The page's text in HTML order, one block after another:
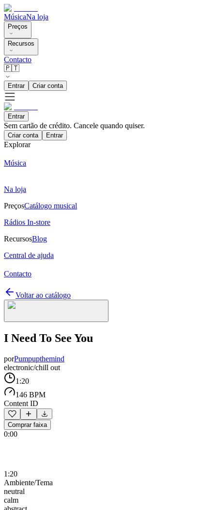
MúsicaNa loja
Preços
Recursos
Contacto
🇵🇹
Entrar Criar conta
Entrar
Sem cartão de crédito. Cancele quando quiser.
Criar conta Entrar
Explorar
Música
Na loja
PreçosCatálogo musical
Rádios In-store
RecursosBlog
Central de ajuda
Contacto
Voltar ao catálogo
I Need To See You
porPumpupthemind
electronic/chill out
1:20
146 BPM
Content ID
Comprar faixa
0:00
1:20
Ambiente/Tema
neutral
calm